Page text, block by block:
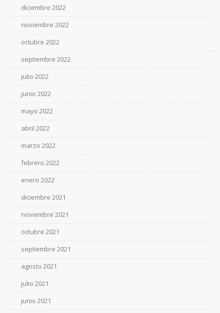
diciembre 2022
noviembre 2022
octubre 2022
septiembre 2022
julio 2022
junio 2022
mayo 2022
abril 2022
marzo 2022
febrero 2022
enero 2022
diciembre 2021
noviembre 2021
octubre 2021
septiembre 2021
agosto 2021
julio 2021
junio 2021